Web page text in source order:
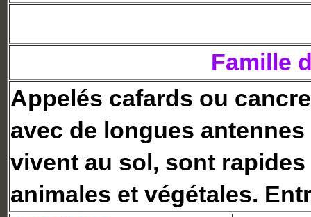
Famille
Appelés cafards ou
avec de longues
vivent au sol, sont
animales et végétales.